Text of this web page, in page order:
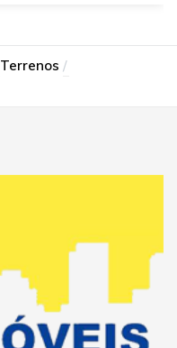
Terrenos